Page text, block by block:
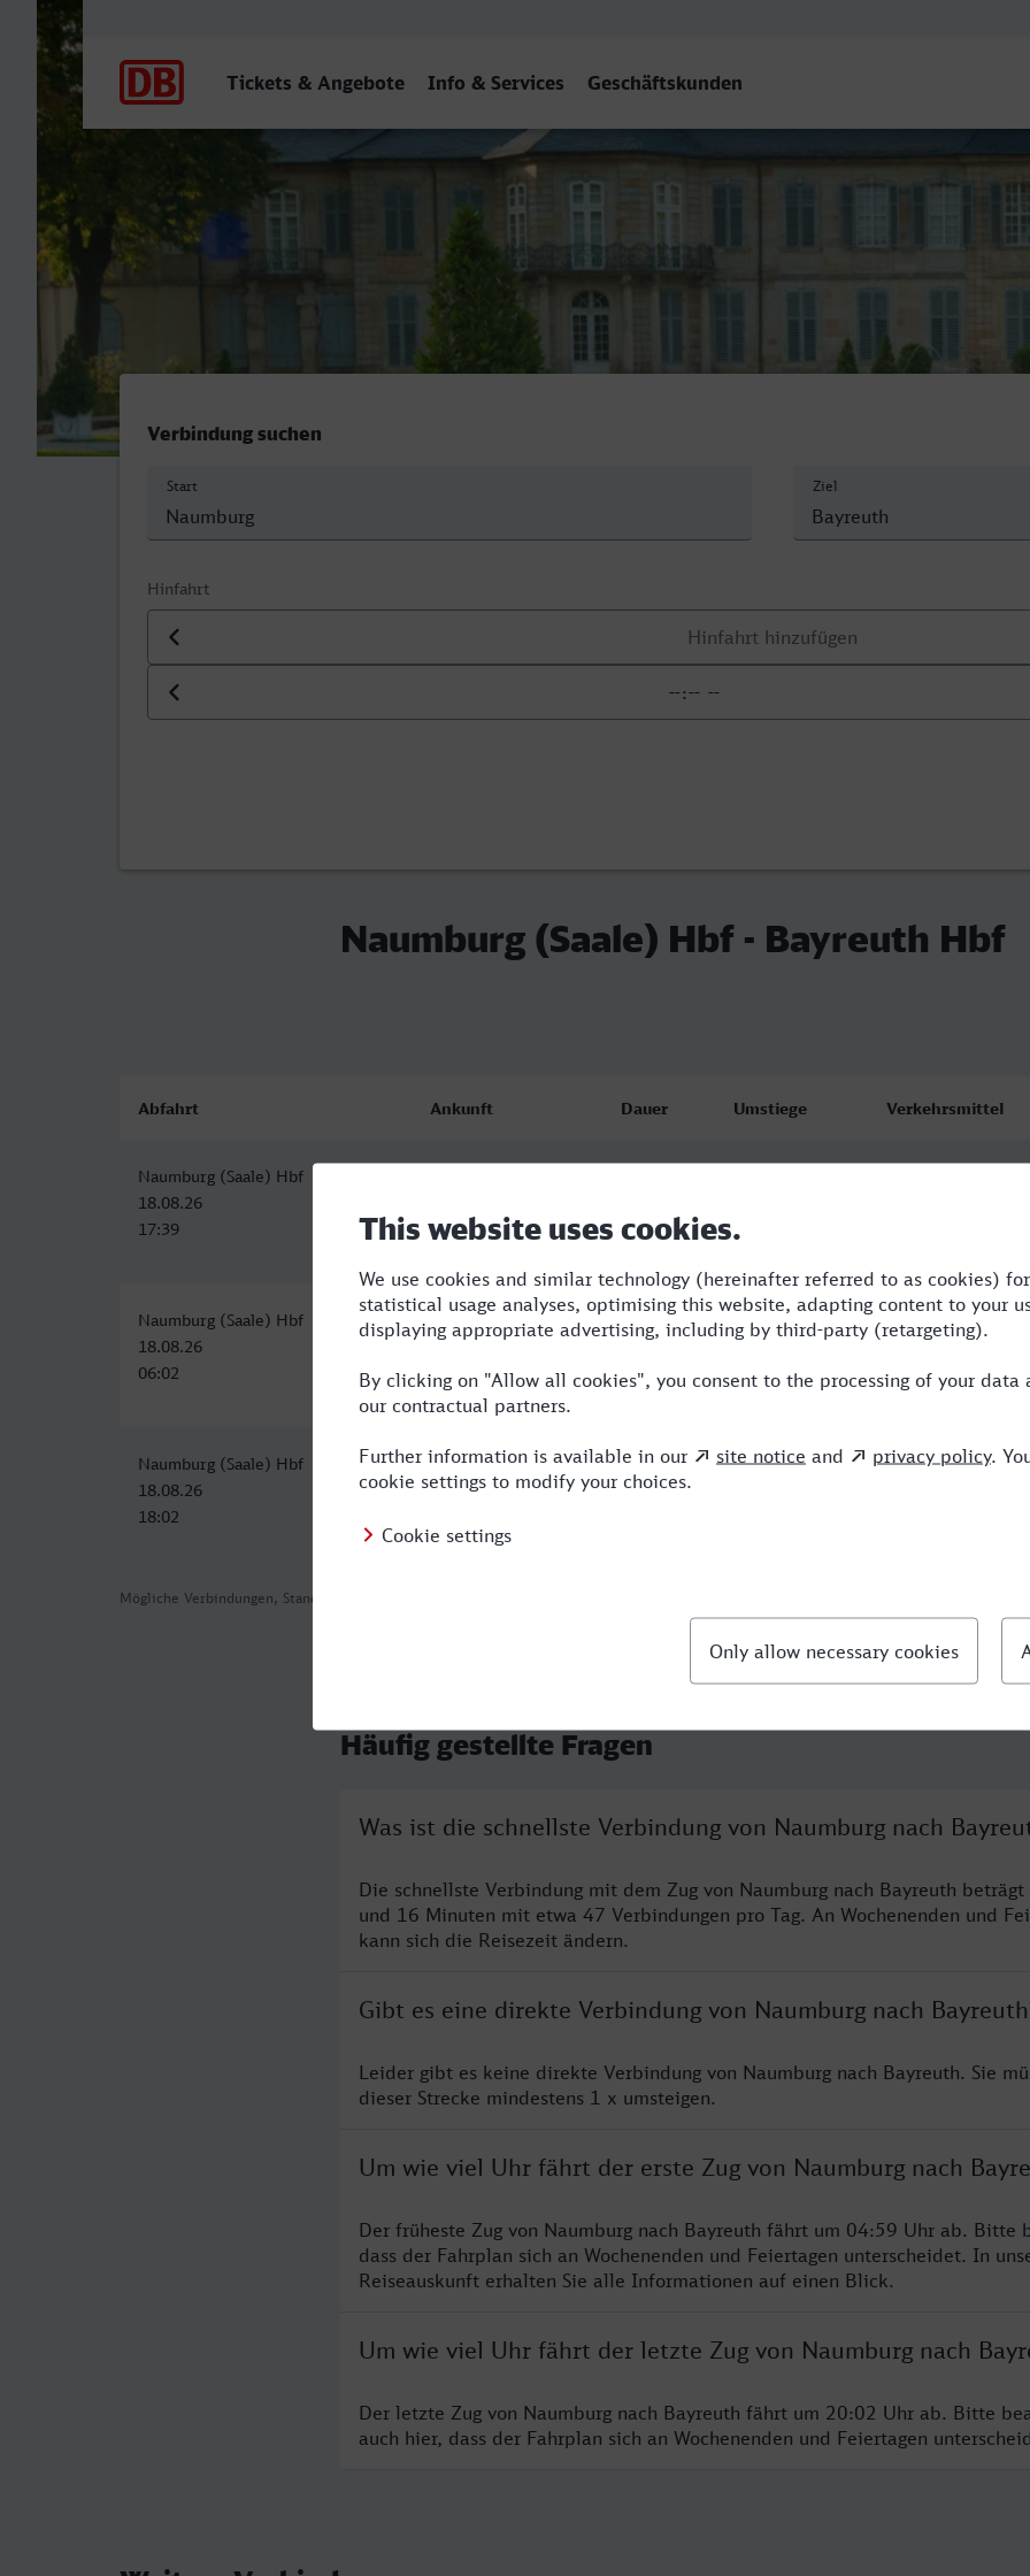
Tickets & Angebote Info & Services Geschäftskunden
Naumburg (Saale) Hbf - Bayreuth Hbf
Verbindung suchen
Start Ziel
Hinfahrt
Datum der Hinfahrt
Uhrzeit der Hinfahrt
Naumburg (Saale) Hbf - Bayreuth Hbf
Mögliche Verbindungen, Stand: 2026-08-04 11:09
Abfahrt Ankunft Dauer Umstiege Verkehrsmittel
Naumburg (Saale) Hbf
18.08.26
17:39
20:55
Naumburg (Saale) Hbf
18.08.26
06:02
Bayreuth Hbf
18.08.26
10:02
4:00
Naumburg (Saale) Hbf
18.08.26
18:02
Bayreuth Hbf
18.08.26
3:53 3 ABR,RE
Häufig gestellte Fragen
Was ist die schnellste Verbindung von Naumburg nach
Die schnellste Verbindung mit dem Zug von Naumburg nach Bayreuth beträgt
und 16 Minuten mit etwa 47 Verbindungen pro Tag. An Wochenenden und
kann sich die Reisezeit ändern.
Gibt es eine direkte Verbindung von Naumburg nach
Leider gibt es keine direkte Verbindung von Naumburg nach Bayreuth. Sie
dieser Strecke mindestens 1 x umsteigen.
Um wie viel Uhr fährt der erste Zug von Naumburg nach
Der früheste Zug von Naumburg nach Bayreuth fährt um 04:59 Uhr ab. Bitte
dass der Fahrplan sich an Wochenenden und Feiertagen unterscheidet. In
Reiseauskunft erhalten Sie alle Informationen auf einen Blick.
Um wie viel Uhr fährt der letzte Zug von Naumburg nach
Der letzte Zug von Naumburg nach Bayreuth fährt um 20:02 Uhr ab. Bitte
auch hier, dass der Fahrplan sich an Wochenenden und Feiertagen